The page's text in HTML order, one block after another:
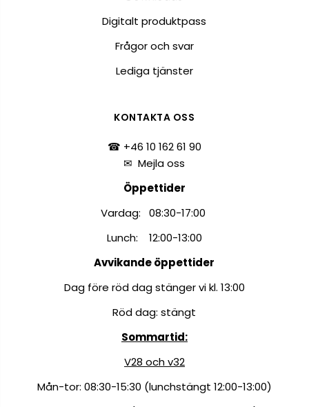
Digitalt produktpass
Frågor och svar
Lediga tjänster
KONTAKTA OSS
☎ +46 10 162 61 90
✉Mejla oss
Öppettider
Vardag: 08:30-17:00
Lunch: 12:00-13:00
Avvikande öppettider
Dag före röd dag stänger vi kl. 13:00
Röd dag: stängt
Sommartid:
V28 och v32
Mån-tor: 08:30-15:30 (lunchstängt 12:00-13:00)